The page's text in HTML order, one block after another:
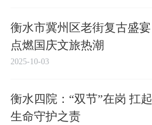
衡水市冀州区老街复古盛宴
点燃国庆文旅热潮
2025-10-03
衡水四院：“双节”在岗 扛起
生命守护之责